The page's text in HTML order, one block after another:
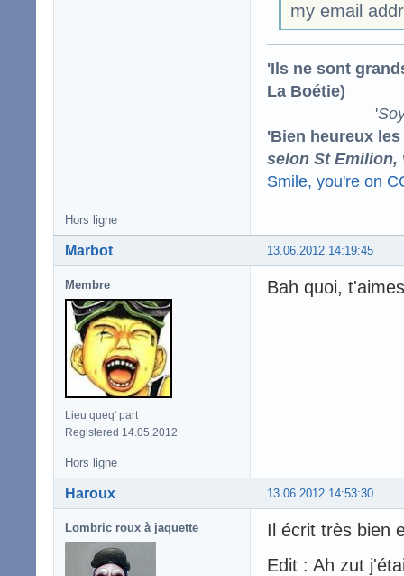
my email
'Ils ne sont
La Boétie)
'
'Bien heureux
selon St Emilion,
Smile, you're on
Hors ligne
13.06.2012 14:19:45
Marbot
Membre
Lieu queq' part
Registered 14.05.2012
Bah quoi,
Hors ligne
13.06.2012 14:53:30
Haroux
Lombric roux à jaquette
Il écrit très bien
Edit : Ah zut